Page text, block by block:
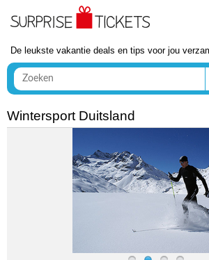
De leukste vakantie deals en tips voor jou
Wintersport Duitsland